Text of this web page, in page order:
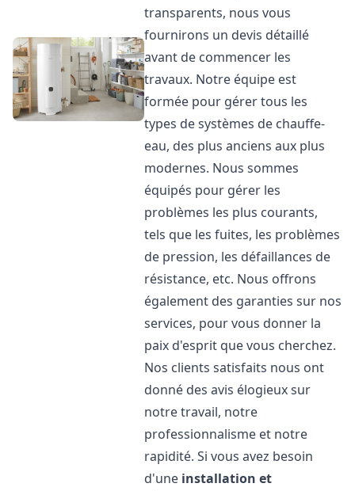
transparents, nous vous
fournirons un devis détaillé
avant de commencer les
travaux. Notre équipe est
formée pour gérer tous les
types de systèmes de chauffe-
eau, des plus anciens aux plus
modernes. Nous sommes
équipés pour gérer les
problèmes les plus courants,
tels que les fuites, les problèmes
de pression, les défaillances de
résistance, etc. Nous offrons
également des garanties sur nos
services, pour vous donner la
paix d'esprit que vous cherchez.
Nos clients satisfaits nous ont
donné des avis élogieux sur
notre travail, notre
professionnalisme et notre
rapidité. Si vous avez besoin
d'une installation et